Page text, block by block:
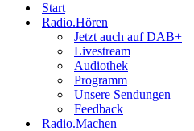
Start
Radio.Hören
Jetzt auch auf DAB+
Livestream
Audiothek
Programm
Unsere Sendungen
Feedback
Radio.Machen